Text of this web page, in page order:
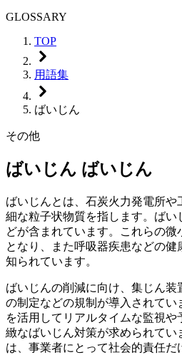
GLOSSARY
TOP
用語集
ばいじん
その他
ばいじん ばいじん
ばいじんとは、石炭火力発電所
細な粒子状物質を指します。ばい
どが含まれています。これらの微
となり、また呼吸器疾患などの
知られています。
ばいじんの削減に向け、集じん
の制定などの規制が導入されて
を活用してリアルタイムな監視
緻なばいじん対策が求められてい
は、事業者にとって社会的責任